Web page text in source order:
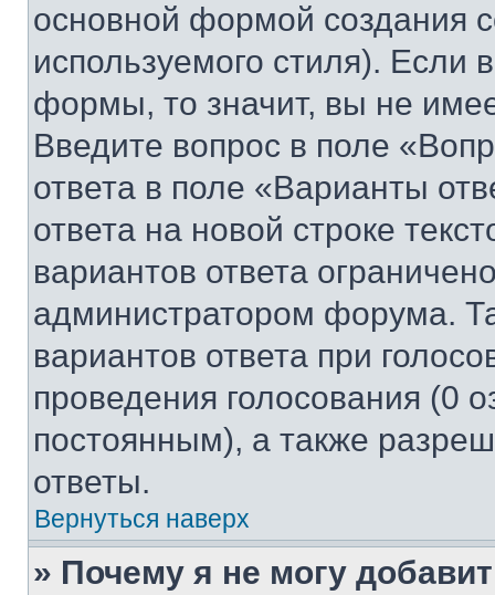
основной формой создания
используемого стиля). Если
формы, то значит, вы не
Введите вопрос в поле
ответа в поле «Варианты
ответа на новой строке
вариантов ответа
администратором форума.
вариантов ответа при
проведения голосования (0
постоянным), а также
ответы.
Вернуться наверх
» Почему я не могу